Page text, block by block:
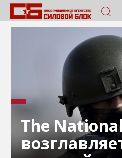
The